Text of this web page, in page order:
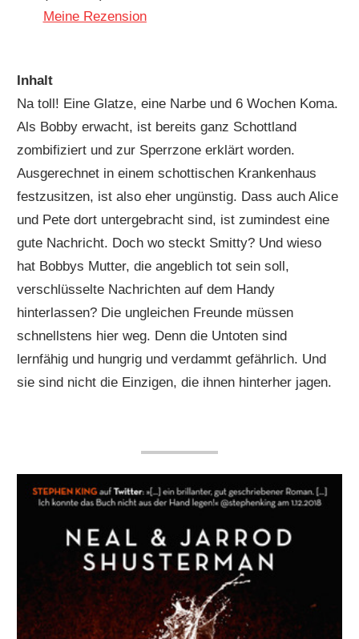
Meine Rezension
Inhalt
Na toll! Eine Glatze, eine Narbe und 6 Wochen Koma.
Als Bobby erwacht, ist bereits ganz Schottland
zombifiziert und zur Sperrzone erklärt worden.
Ausgerechnet in einem schottischen Krankenhaus
festzusitzen, ist also eher ungünstig. Dass auch Alice
und Pete dort untergebracht sind, ist zumindest eine
gute Nachricht. Doch wo steckt Smitty? Und wieso
hat Bobbys Mutter, die angeblich tot sein soll,
verschlüsselte Nachrichten auf dem Handy
hinterlassen? Die ungleichen Freunde müssen
schnellstens hier weg. Denn die Untoten sind
lernfähig und hungrig und verdammt gefährlich. Und
sie sind nicht die Einzigen, die ihnen hinterher jagen.